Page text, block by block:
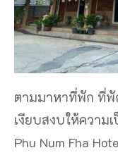
ตามมาหาที่พัก ที่พั
เงียบสงบให้ความ
Phu Num Fha